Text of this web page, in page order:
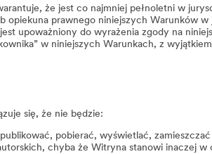
że jest co najmniej pełnoletni w
opiekuna prawnego niniejszych Warunków
upoważniony do wyrażenia zgody na
w niniejszych Warunkach, z
się, że nie będzie:
pobierać, wyświetlać,
chyba że Witryna stanowi inaczej